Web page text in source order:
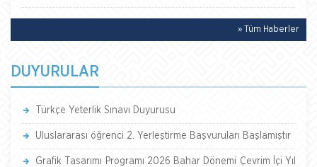
» Tüm Haberler
DUYURULAR
Türkçe Yeterlik Sınavı Duyurusu
Uluslararası öğrenci 2. Yerleştirme Başvuruları Başlamıştır
Grafik Tasarımı Programı 2026 Bahar Dönemi Çevrim İçi Yıl